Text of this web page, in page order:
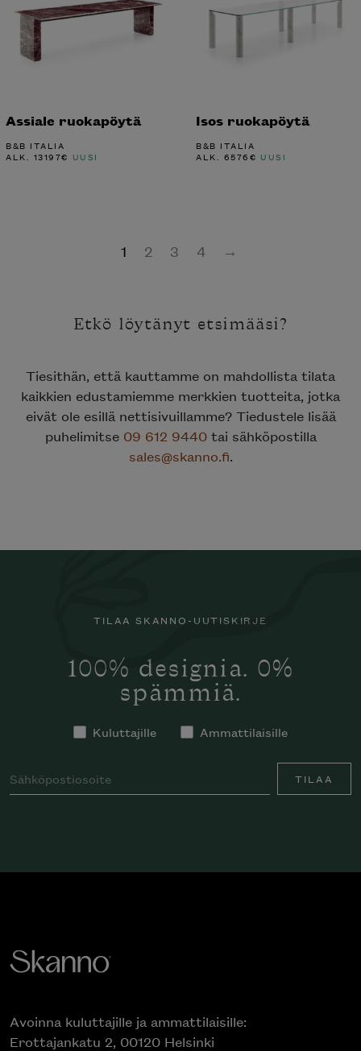
Assiale ruokapöytä
B&B ITALIA
ALK. 13197€ UUSI
Isos ruokapöytä
B&B ITALIA
ALK. 6576€ UUSI
1 2 3 4 →
Etkö löytänyt etsimääsi?
Tiesithän, että kauttamme on mahdollista tilata
kaikkien edustamiemme merkkien tuotteita, jotka
eivät ole esillä nettisivuillamme? Tiedustele lisää
puhelimitse 09 612 9440tai sähköpostilla
sales@skanno.fi.
TILAA SKANNO-UUTISKIRJE
100% designia. 0%
spämmiä.
Kuluttajille Ammattilaisille
TILAA
Avoinna kuluttajille ja ammattilaisille:
Erottajankatu 2, 00120 Helsinki